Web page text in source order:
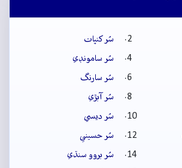
سُر کنڀات
سُر سامونڊي
سُر سارنگ
سُر آبڙي
سُر ديسي
سُر حسيني
سُر بروو سنڌي